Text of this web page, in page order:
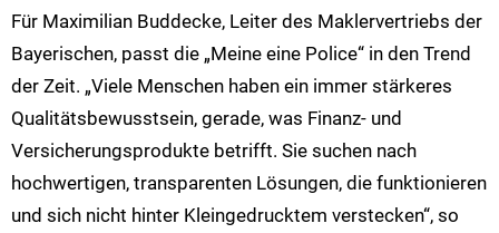
Für Maximilian Buddecke, Leiter des Maklervertriebs der
Bayerischen, passt die „Meine eine Police“ in den Trend
der Zeit. „Viele Menschen haben ein immer stärkeres
Qualitätsbewusstsein, gerade, was Finanz- und
Versicherungsprodukte betrifft. Sie suchen nach
hochwertigen, transparenten Lösungen, die funktionieren
und sich nicht hinter Kleingedrucktem verstecken“, so